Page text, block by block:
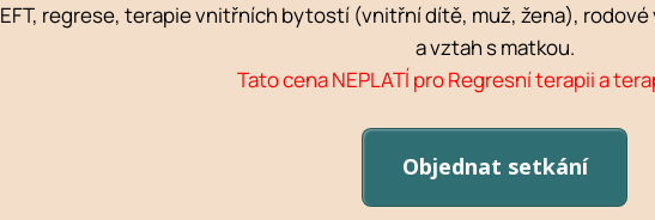
EFT, regrese, terapie vnitřních bytostí (vnitřní dítě, muž, žena),
a vztah s matkou.
Tato cena NEPLATÍ pro Regresní terapii a
Objednat setkání